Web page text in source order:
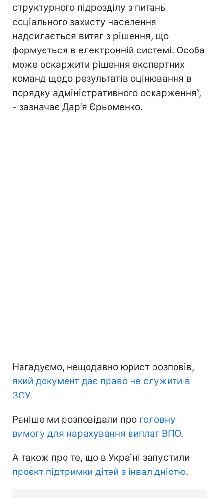
структурного підрозділу з питань
соціального захисту населення
надсилається витяг з рішення, що
формується в електронній системі. Особа
може оскаржити рішення експертних
команд щодо результатів оцінювання в
порядку адміністративного оскарження”,
- зазначає Дар’я Єрьоменко.
Нагадуємо, нещодавно юрист розповів,
який документ дає право не служити в
ЗСУ.
Раніше ми розповідали про головну
вимогу для нарахування виплат ВПО.
А також про те, що в Україні запустили
проєкт підтримки дітей з інвалідністю.